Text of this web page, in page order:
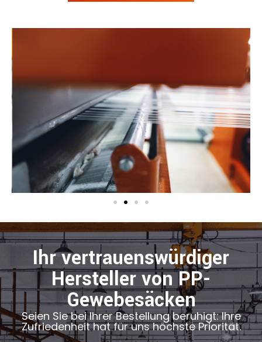
Ihr vertrauenswürdiger
Hersteller von PP-
Gewebesäcken
Seien Sie bei Ihrer Bestellung beruhigt: Ihre
Zufriedenheit hat für uns höchste Priorität.